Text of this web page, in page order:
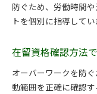
防ぐため、労働時間
トを個別に指導してい
在留資格確認方法
オーバーワークを防
動範囲を正確に確認